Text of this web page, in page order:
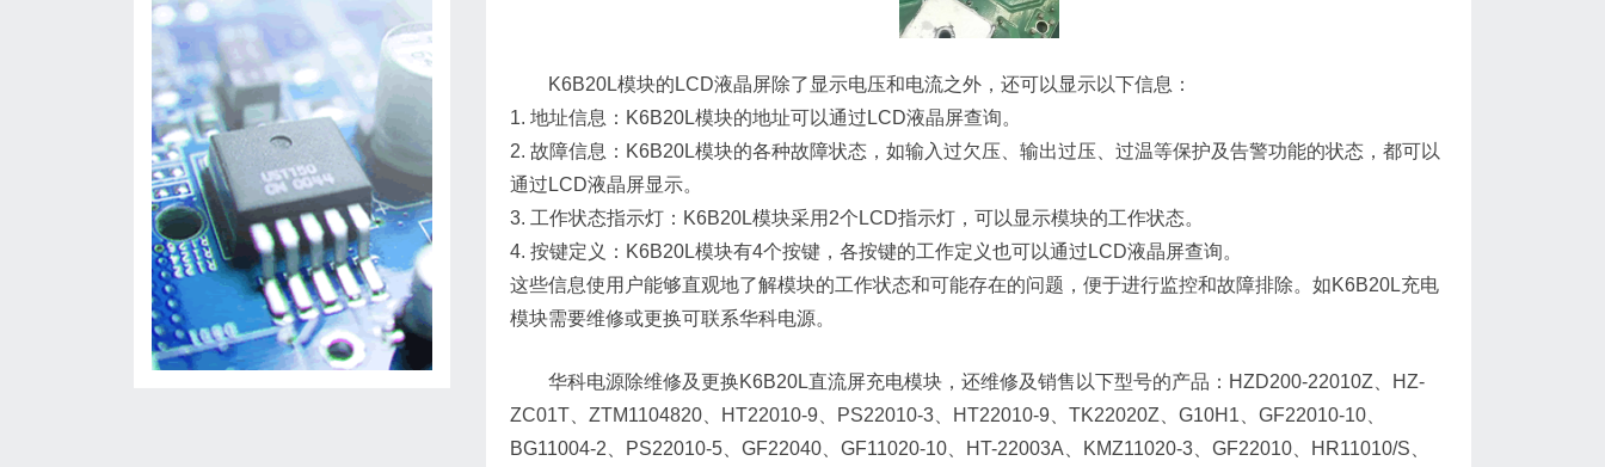
K6B20L模块的LCD液晶屏除了显示电压和电流之外，还可以显示以下信息：
1. 地址信息：K6B20L模块的地址可以通过LCD液晶屏查询。
2. 故障信息：K6B20L模块的各种故障状态，如输入过欠压、输出过压、过温等保护及告警功能的状态，都可以
通过LCD液晶屏显示。
3. 工作状态指示灯：K6B20L模块采用2个LCD指示灯，可以显示模块的工作状态。
4. 按键定义：K6B20L模块有4个按键，各按键的工作定义也可以通过LCD液晶屏查询。
这些信息使用户能够直观地了解模块的工作状态和可能存在的问题，便于进行监控和故障排除。如K6B20L充电
模块需要维修或更换可联系华科电源。
华科电源除维修及更换K6B20L直流屏充电模块，还维修及销售以下型号的产品：HZD200-22010Z、HZ-
ZC01T、ZTM1104820、HT22010-9、PS22010-3、HT22010-9、TK22020Z、G10H1、GF22010-10、
BG11004-2、PS22010-5、GF22040、GF11020-10、HT-22003A、KMZ11020-3、GF22010、HR11010/S、